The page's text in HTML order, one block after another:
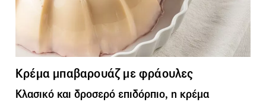
Κρέμα μπαβαρουάζ με φράουλες
Κλασικό και δροσερό επιδόρπιο, η κρέμα